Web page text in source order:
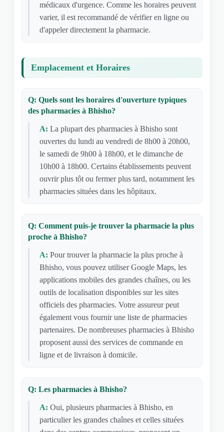
médicaux d'urgence. Comme les horaires peuvent
varier, il est recommandé de vérifier en ligne ou
d'appeler directement la pharmacie.
Emplacement et Horaires
Q: Quels sont les horaires d'ouverture typiques
des pharmacies à Bhisho?
A: La plupart des pharmacies à Bhisho sont
ouvertes du lundi au vendredi de 8h00 à 20h00,
le samedi de 9h00 à 18h00, et le dimanche de
10h00 à 18h00. Certains établissements peuvent
ouvrir plus tôt ou fermer plus tard, notamment les
pharmacies situées dans les hôpitaux.
Q: Comment puis-je trouver la pharmacie la plus
proche à Bhisho?
A: Pour trouver la pharmacie la plus proche à
Bhisho, vous pouvez utiliser Google Maps, les
applications mobiles des grandes chaînes, ou les
outils de localisation disponibles sur les sites
officiels des pharmacies. Votre assureur peut
également vous fournir une liste de pharmacies
partenaires. De nombreuses pharmacies à Bhisho
proposent aussi des services de commande en
ligne et de livraison à domicile.
Q: Les pharmacies à Bhisho?
A: Oui, plusieurs pharmacies à Bhisho, en
particulier les grandes chaînes et celles situées